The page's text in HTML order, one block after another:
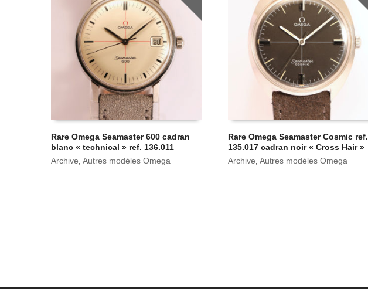
Rare Omega Seamaster 600 cadran
blanc « technical » ref. 136.011
Archive, Autres modèles Omega
Rare Omega Seamaster Cosmic ref.
135.017 cadran noir « Cross Hair »
Archive,Autres modèles Omega